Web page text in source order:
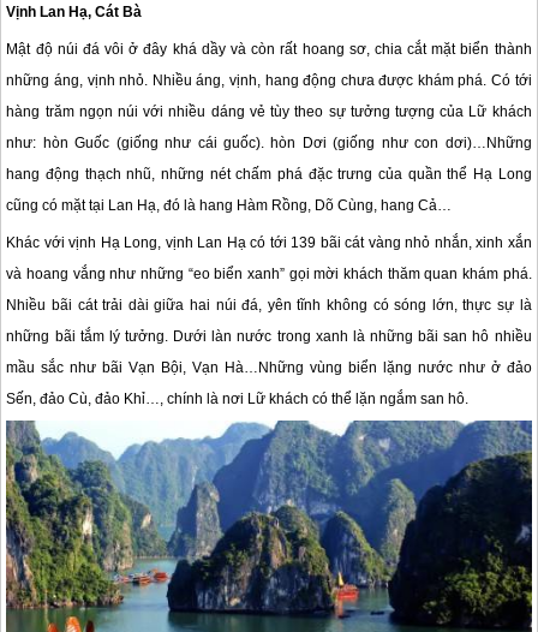
Vịnh Lan Hạ,Cát Bà
Mật độ núi đá vôi ở đây khá dầy và còn rất hoang sơ, chia cắt mặt biển thành
những áng, vịnh nhỏ. Nhiều áng, vịnh, hang động chưa được khám phá. Có tới
hàng trăm ngọn núi với nhiều dáng vẻ tùy theo sự tưởng tượng của Lữ khách
như: hòn Guốc (giống như cái guốc). hòn Dơi (giống như con dơi)…Những
hang động thạch nhũ, những nét chấm phá đặc trưng của quần thể Hạ Long
cũng có mặt tại Lan Hạ, đó là hang Hàm Rồng, Dõ Cùng, hang Cả…
Khác với vịnh Hạ Long, vịnh Lan Hạ có tới 139 bãi cát vàng nhỏ nhắn, xinh xắn
và hoang vắng như những “eo biển xanh” gọi mời khách thăm quan khám phá.
Nhiều bãi cát trải dài giữa hai núi đá, yên tĩnh không có sóng lớn, thực sự là
những bãi tắm lý tưởng. Dưới làn nước trong xanh là những bãi san hô nhiều
mầu sắc như bãi Vạn Bội, Vạn Hà…Những vùng biển lặng nước như ở đảo
Sến, đảo Cù, đảo Khỉ…, chính là nơi Lữ khách có thể lặn ngắm san hô.